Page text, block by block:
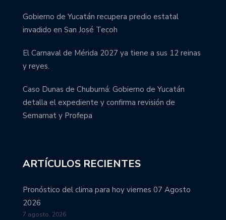
Gobierno de Yucatán recupera predio estatal
invadido en San José Tecoh
El Carnaval de Mérida 2027 ya tiene a sus 12 reinas
y reyes.
Caso Dunas de Chuburná: Gobierno de Yucatán
detalla el expediente y confirma revisión de
Semarnat y Profepa
ARTÍCULOS RECIENTES
Pronóstico del clima para hoy viernes 07 Agosto
2026
7 agosto, 2026